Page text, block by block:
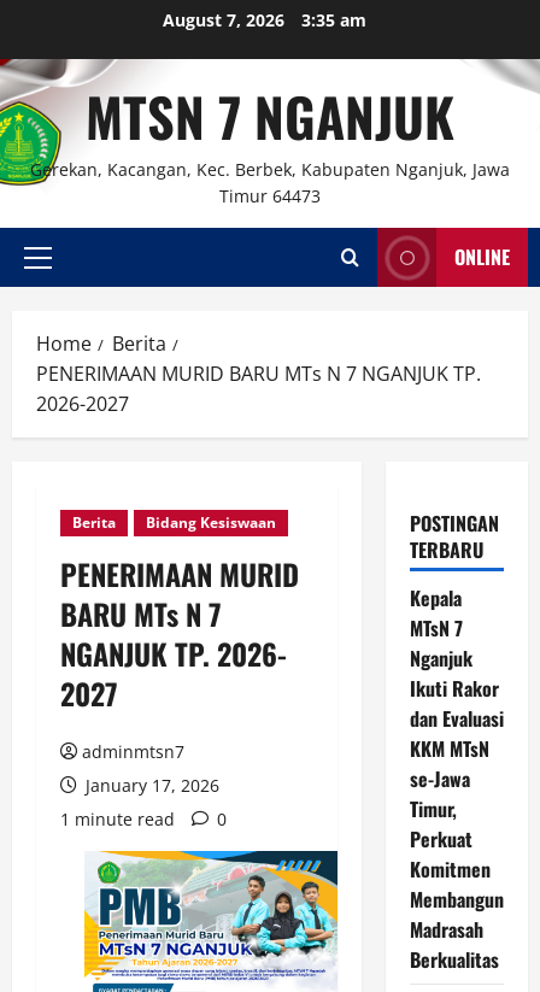
content
August 7, 2026 3:35 am
MTSN 7 NGANJUK
Gerekan, Kacangan, Kec. Berbek, Kabupaten Nganjuk, Jawa
Timur 64473
Primary
ONLINE
Home
Berita
PENERIMAAN MURID BARU MTs N 7 NGANJUK TP.
2026-2027
Berita Bidang Kesiswaan
PENERIMAAN MURID
BARU MTs N 7
NGANJUK TP. 2026-
2027
adminmtsn7
January 17, 2026
1 minute read
0
POSTINGAN
TERBARU
Kepala
MTsN 7
Nganjuk
Ikuti Rakor
dan Evaluasi
KKM MTsN
se-Jawa
Timur,
Perkuat
Komitmen
Membangun
Madrasah
Berkualitas